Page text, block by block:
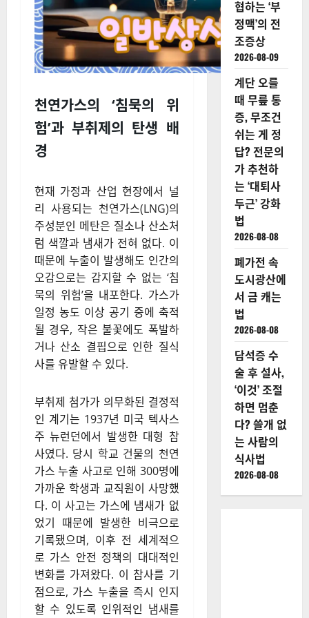
천연가스의 ‘침묵의 위
험’과 부취제의 탄생 배
경
현재 가정과 산업 현장에서 널
리 사용되는 천연가스(LNG)의
주성분인 메탄은 질소나 산소처
럼 색깔과 냄새가 전혀 없다. 이
때문에 누출이 발생해도 인간의
오감으로는 감지할 수 없는 ‘침
묵의 위험’을 내포한다. 가스가
일정 농도 이상 공기 중에 축적
될 경우, 작은 불꽃에도 폭발하
거나 산소 결핍으로 인한 질식
사를 유발할 수 있다.
부취제 첨가가 의무화된 결정적
인 계기는 1937년 미국 텍사스
주 뉴런던에서 발생한 대형 참
사였다. 당시 학교 건물의 천연
가스 누출 사고로 인해 300명에
가까운 학생과 교직원이 사망했
다. 이 사고는 가스에 냄새가 없
었기 때문에 발생한 비극으로
기록됐으며, 이후 전 세계적으
로 가스 안전 정책의 대대적인
변화를 가져왔다. 이 참사를 기
점으로, 가스 누출을 즉시 인지
할 수 있도록 인위적인 냄새를
협하는 ‘부
정맥’의 전
조증상
2026-08-09
계단 오를
때 무릎 통
증, 무조건
쉬는 게 정
답? 전문의
가 추천하
는 ‘대퇴사
두근’ 강화
법
2026-08-08
폐가전 속
도시광산에
서 금 캐는
법
2026-08-08
담석증 수
술 후 설사,
‘이것’ 조절
하면 멈춘
다? 쓸개 없
는 사람의
식사법
2026-08-08